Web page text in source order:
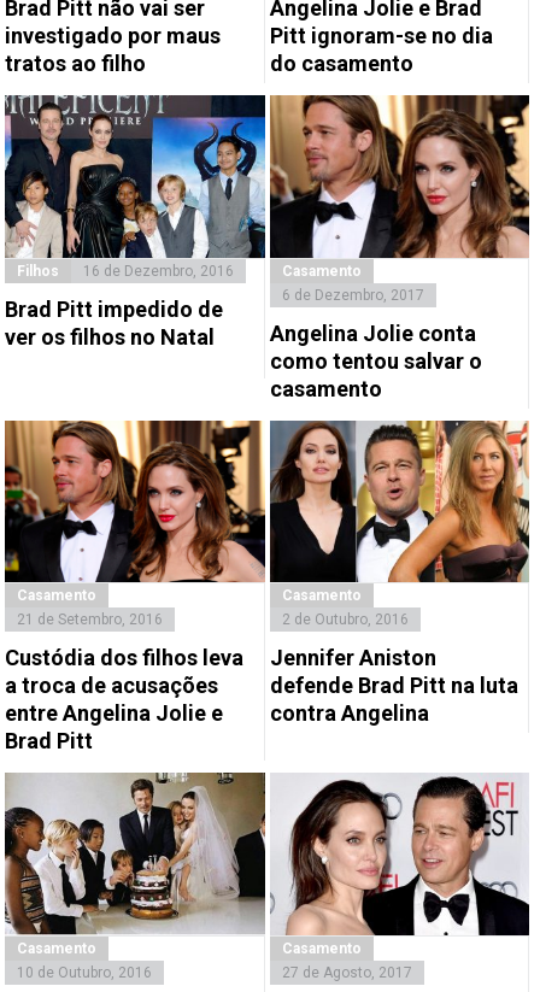
Brad Pitt não vai ser
investigado por maus
tratos ao filho
Angelina Jolie e Brad
Pitt ignoram-se no dia
do casamento
Filhos 16 de Dezembro, 2016
Brad Pitt impedido de
ver os filhos no Natal
Casamento
6 de Dezembro, 2017
Angelina Jolie conta
como tentou salvar o
casamento
Casamento
21 de Setembro, 2016
Custódia dos filhos leva
a troca de acusações
entre Angelina Jolie e
Brad Pitt
Casamento
2 de Outubro, 2016
Jennifer Aniston
defende Brad Pitt na luta
contra Angelina
Casamento
10 de Outubro, 2016
Casamento
27 de Agosto, 2017